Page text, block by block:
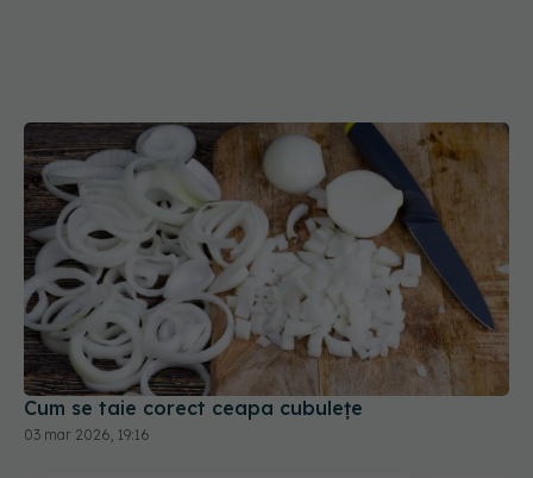
Cum se taie corect ceapa cubulețe
03 mar 2026, 19:16